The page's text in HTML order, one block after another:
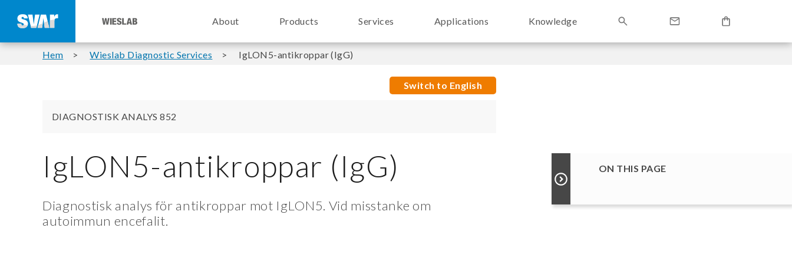
About Products Services Applications Knowledge
Hem Wieslab Diagnostic Services IgLON5-antikroppar (IgG)
ON THIS PAGE
Switch to English
DIAGNOSTISK ANALYS 852
IgLON5-antikroppar (IgG)
Diagnostisk analys för antikroppar mot IgLON5. Vid misstanke om
autoimmun encefalit.